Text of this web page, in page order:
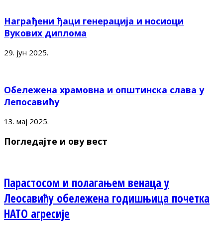
Награђени ђаци генерација и носиоци
Вукових диплома
29. јун 2025.
Обележена храмовна и општинска слава у
Лепосавићу
13. мај 2025.
Погледајте и ову вест
Парастосом и полагањем венаца у
Леосавићу обележена годишњица почетка
НАТО агресије